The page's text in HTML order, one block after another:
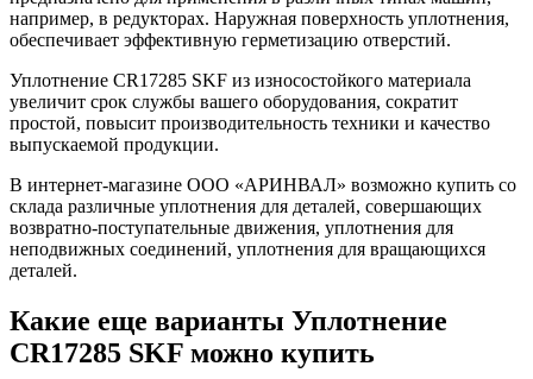
например, в редукторах. Наружная поверхность уплотнения,
обеспечивает эффективную герметизацию отверстий.
Уплотнение CR17285 SKF из износостойкого материала
увеличит срок службы вашего оборудования, сократит
простой, повысит производительность техники и качество
выпускаемой продукции.
В интернет-магазине ООО «АРИНВАЛ» возможно купить со
склада различные уплотнения для деталей, совершающих
возвратно-поступательные движения, уплотнения для
неподвижных соединений, уплотнения для вращающихся
деталей.
Какие еще варианты Уплотнение
CR17285 SKF можно купить